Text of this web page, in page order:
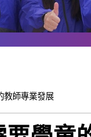
教師專業發展